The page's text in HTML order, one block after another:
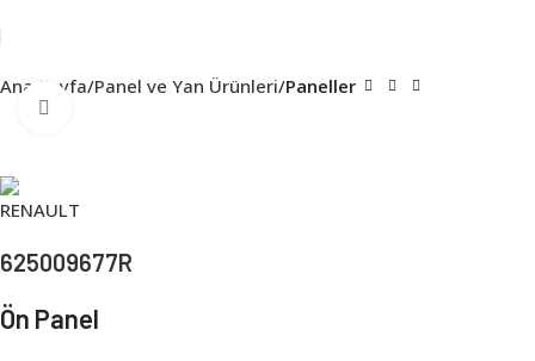
Ana Sayfa Panel ve Yan Ürünleri Paneller
625009677R
Ön Panel